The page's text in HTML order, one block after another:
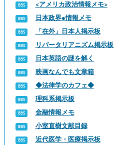
<アメリカ政治情報メモ>
日本政界●情報メモ
「在外」日本人掲示板
リバータリアニズム掲示板
日本英語の謎を解く
映画なんでも文章箱
◆法律学のカフェ◆
理科系掲示板
金融情報メモ
小室直樹文献目録
近代医学・医療掲示板